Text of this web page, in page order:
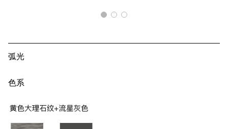
弧光
色系